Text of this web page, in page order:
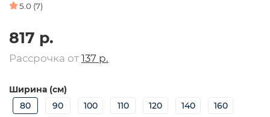
5.0 (7)
817 р.
Рассрочка от 137 р.
Ширина (см)
80
90 100 110 120 140
160